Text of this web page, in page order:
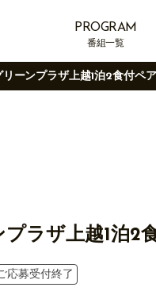
PROGRAM
番組一覧
ーンプラザ上越1泊2食付ペ
ラザ上越1泊2
応募受付終了